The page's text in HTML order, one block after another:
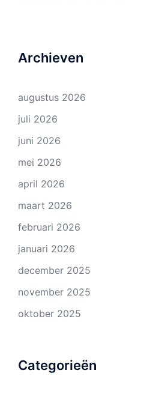
Archieven
augustus 2026
juli 2026
juni 2026
mei 2026
april 2026
maart 2026
februari 2026
januari 2026
december 2025
november 2025
oktober 2025
Categorieën